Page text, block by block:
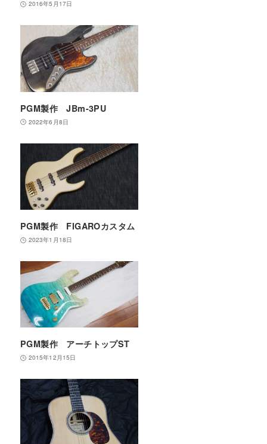
2016年5月17日
PGM製作 JBm-3PU
2022年6月8日
PGM製作 FIGAROカスタム
2023年1月18日
PGM製作 アーチトップST
2015年12月15日